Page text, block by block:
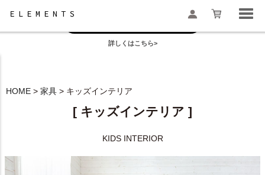
お盆の模様替えは今がおすすめ！
詳しくはこちら>
HOME 家具 キッズインテリア
[ キッズインテリア ]
KIDS INTERIOR